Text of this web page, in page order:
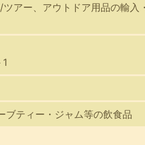
スマートフォンからご覧いただく
アー、アウトドア用品の輸入
ブティー・ジャム等の飲食品